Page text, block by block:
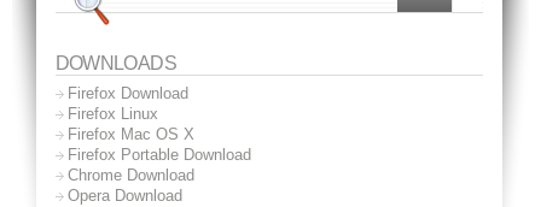
DOWNLOADS
Firefox Download
Firefox Linux
Firefox Mac OS X
Firefox Portable Download
Chrome Download
Opera Download